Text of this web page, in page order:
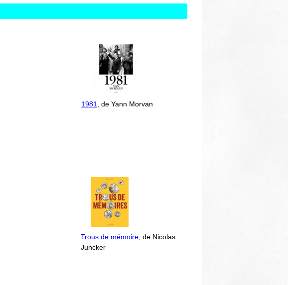
1981, de Yann Morvan
Trous de mémoire, de Nicolas
Juncker